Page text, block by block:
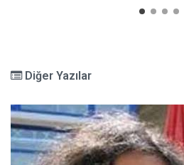
Diğer Yazılar